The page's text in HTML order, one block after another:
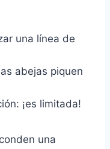
una línea de
abejas piquen
¡es limitada!
una